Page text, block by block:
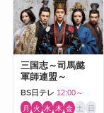
三国志～司馬懿
軍師連盟～
BS日テレ 12:00～
月 火 水 木 金 土 日